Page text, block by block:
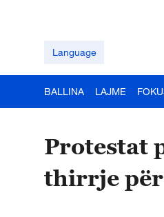
Language
BALLINA LAJME
Protestat
thirrje